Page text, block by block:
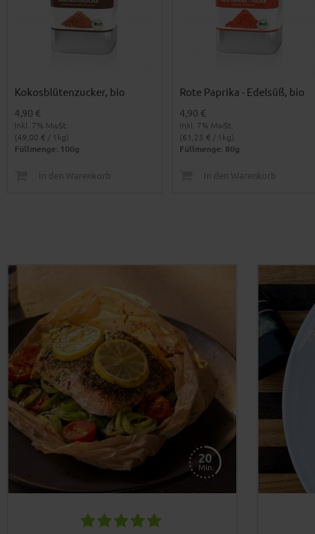
Kokosblütenzucker, bio
4,90 €
Inkl. 7% MwSt.
(49,00 € / 1kg)
Füllmenge: 100g
In den Warenkorb
Rote Paprika - Edelsüß, bio
4,90 €
Inkl. 7% MwSt.
(61,25 € / 1kg)
Füllmenge: 80g
In den Warenkorb